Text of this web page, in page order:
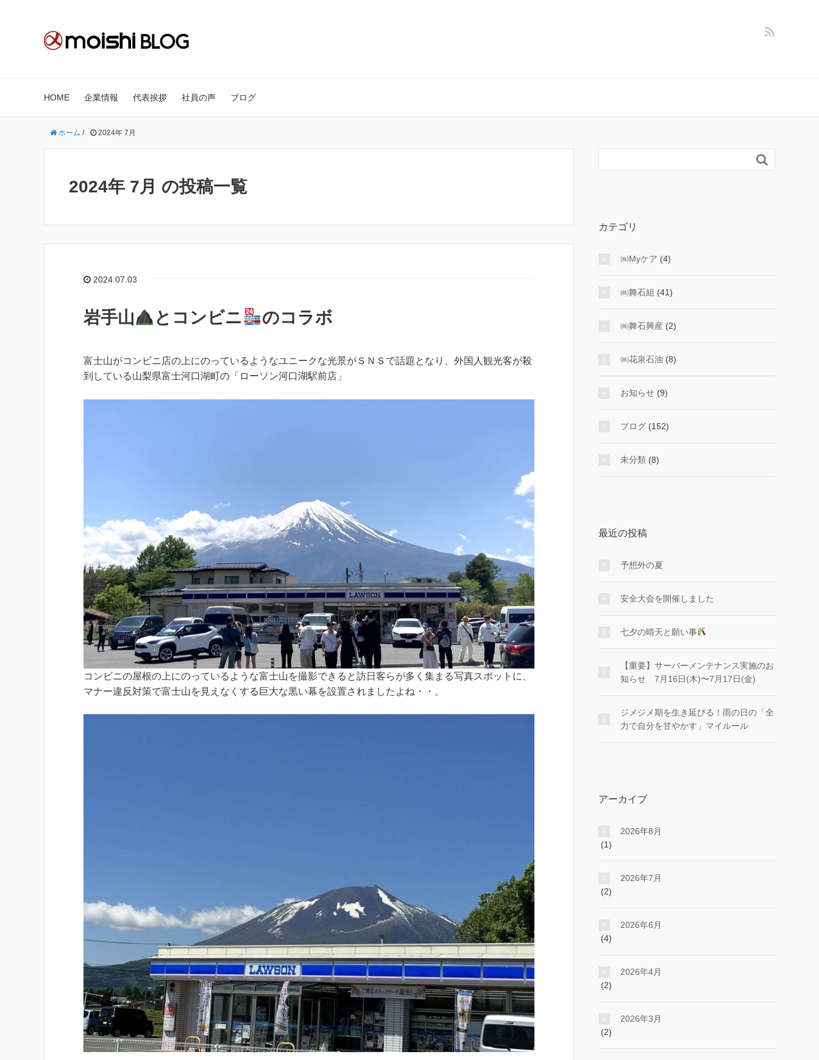
HOME 企業情報 代表挨拶 社員の声 ブログ
ホーム / 2024年 7月
2024年 7月 の投稿一覧
2024.07.03
岩手山 とコンビニ のコラボ
富士山がコンビニ店の上にのっているようなユニークな光景がＳＮＳで話題となり、外国人観光客が殺
到している山梨県富士河口湖町の「ローソン河口湖駅前店」
コンビニの屋根の上にのっているような富士山を撮影できると訪日客らが多く集まる写真スポットに、
マナー違反対策で富士山を見えなくする巨大な黒い幕を設置されましたよね・・。

カテゴリ
㈱Myケア (4)
㈱舞石組 (41)
㈱舞石興産 (2)
㈱花泉石油 (8)
お知らせ (9)
ブログ (152)
未分類 (8)
最近の投稿
予想外の夏
安全大会を開催しました
七夕の晴天と願い事
【重要】サーバーメンテナンス実施のお
知らせ 7月16日(木)〜7月17日(金)
ジメジメ期を生き延びる！雨の日の「全
力で自分を甘やかす」マイルール
アーカイブ
2026年8月
(1)
2026年7月
(2)
2026年6月
(4)
2026年4月
(2)
2026年3月
(2)